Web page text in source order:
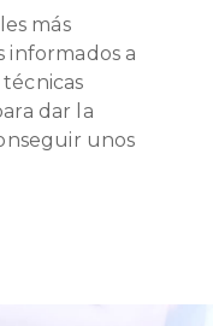
más
informados a
técnicas
dar la
unos